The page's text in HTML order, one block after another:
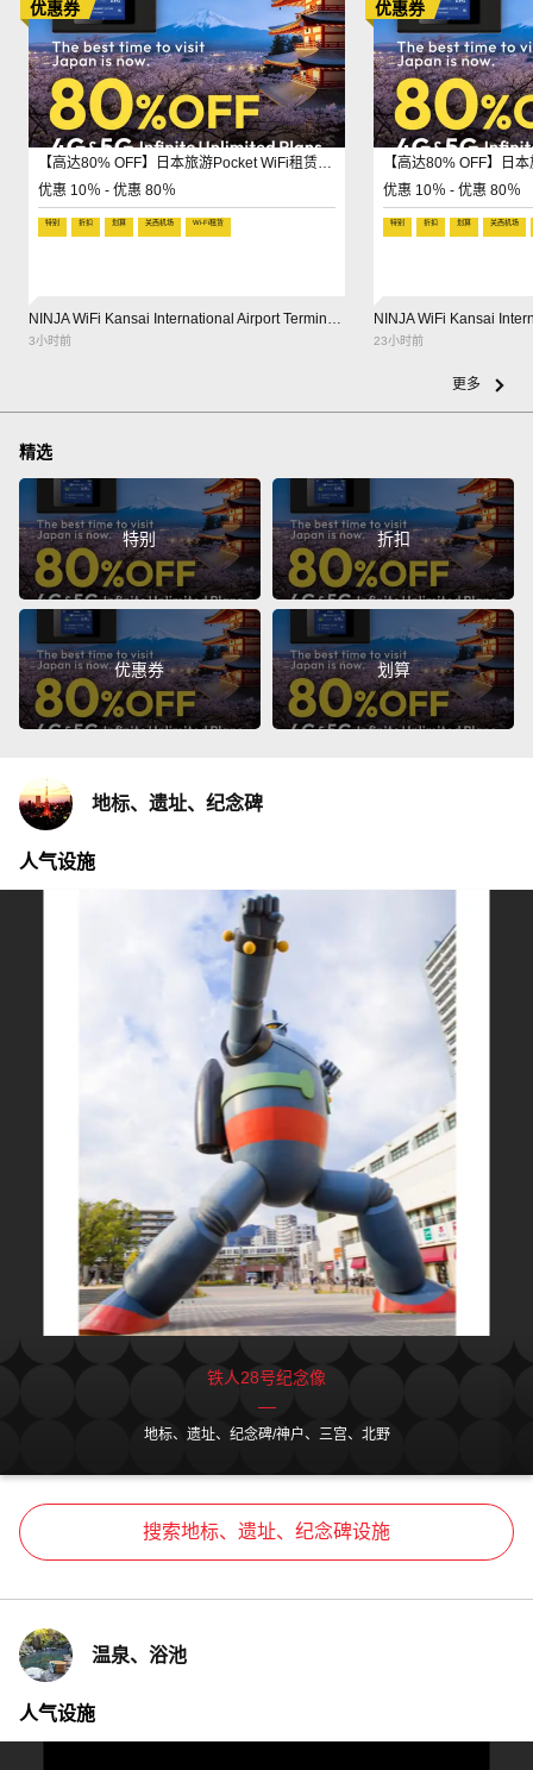
优惠券
【高达80% OFF】日本旅游Pocket WiFi租赁、eSIM及SIM卡超值大促！立即点击横幅预订！
优惠 10％ - 优惠 80％
特别 折扣 划算 关西机场 Wi-Fi租赁
NINJA WiFi Kansai International Airport Terminal 1 Building
3小时前
优惠券
优惠 10％ - 优惠 80％
特别 折扣 划算 关西机场
23小时前
更多
精选
特别 折扣
优惠券 划算
地标、遗址、纪念碑
人气设施
铁人28号纪念像
地标、遗址、纪念碑/神户、三宫、北野
搜索地标、遗址、纪念碑设施
温泉、浴池
人气设施